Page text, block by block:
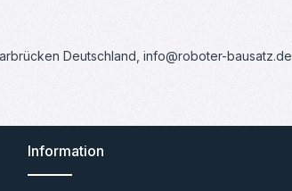
Deutschland, info@roboter-bausatz.de
Information